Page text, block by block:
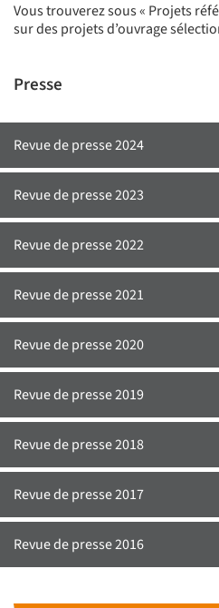
Vous trouverez sous « Projets
sur des projets d’ouvrage
Presse
Revue de presse 2024
Revue de presse 2023
Revue de presse 2022
Revue de presse 2021
Revue de presse 2020
Revue de presse 2019
Revue de presse 2018
Revue de presse 2017
Revue de presse 2016